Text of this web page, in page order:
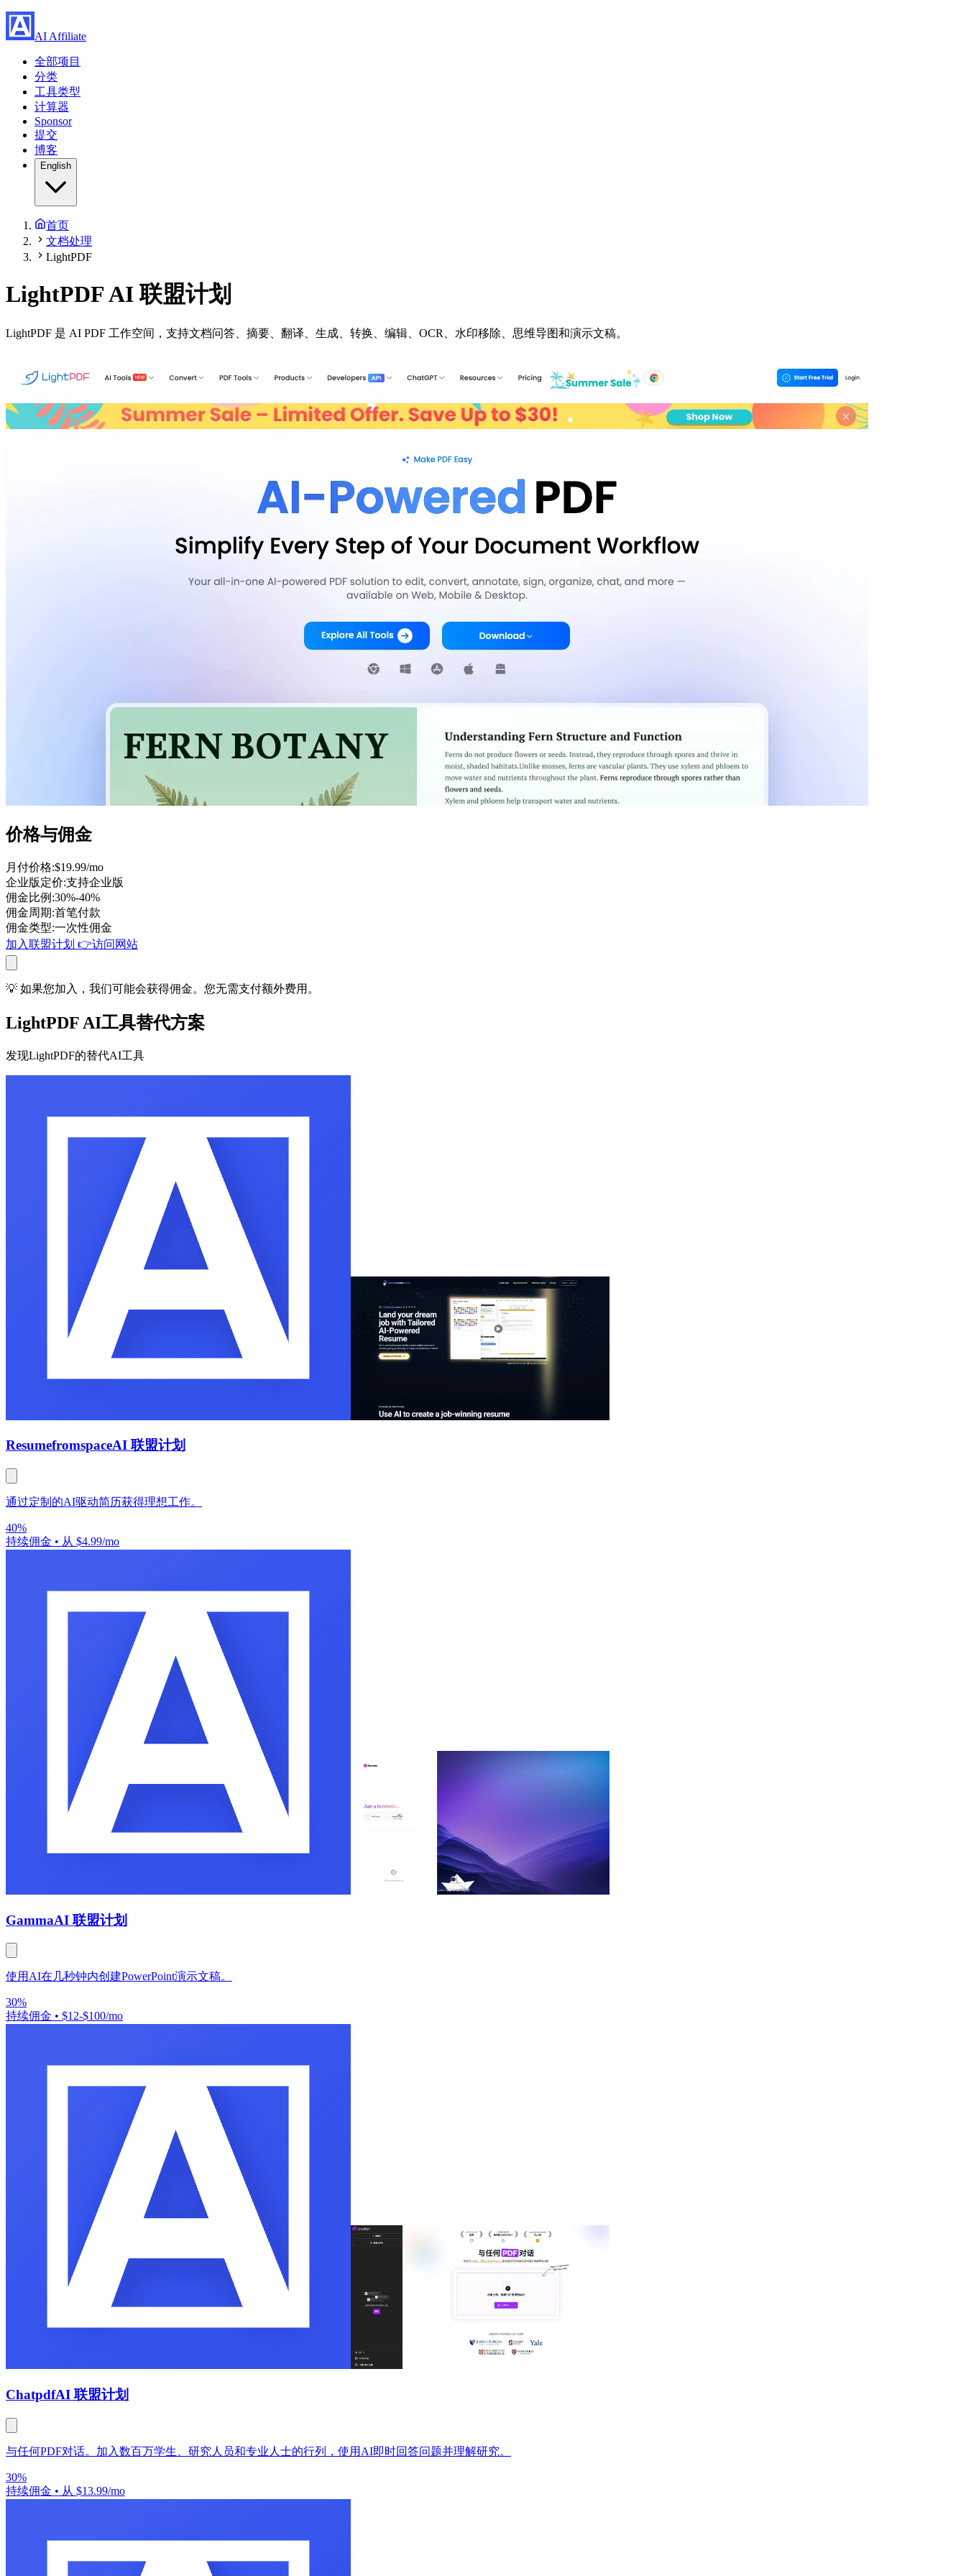
AI Affiliate
全部项目
分类
工具类型
计算器
Sponsor
提交
博客
English
首页
文档处理
LightPDF
LightPDFAI 联盟计划
LightPDF 是 AI PDF 工作空间，支持文档问答、摘要、翻译、生成、转换、编辑、OCR、水印移除、思维导图和演示文稿。
价格与佣金
月付价格:$19.99/mo
企业版定价:支持企业版
佣金比例 :30%-40%
佣金周期:首笔付款
佣金类型:一次性佣金
加入联盟计划 👉访问网站
💡 如果您加入，我们可能会获得佣金。您无需支付额外费用。
LightPDF AI工具替代方案
发现LightPDF的替代AI工具
ResumefromspaceAI 联盟计划
通过定制的AI驱动简历获得理想工作。
40%
持续佣金 • 从 $4.99/mo
GammaAI 联盟计划
使用AI在几秒钟内创建PowerPoint演示文稿。
30%
持续佣金 • $12-$100/mo
ChatpdfAI 联盟计划
与任何PDF对话。加入数百万学生、研究人员和专业人士的行列，使用AI即时回答问题并理解研究。
30%
持续佣金 • 从 $13.99/mo